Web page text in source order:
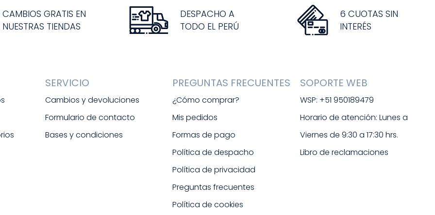
CAMBIOS GRATIS EN
NUESTRAS TIENDAS
DESPACHO A
TODO EL PERÚ
6 CUOTAS SIN
INTERÉS
SERVICIO
Cambios y devoluciones
Formulario de contacto
Bases y condiciones
PREGUNTAS FRECUENTES
¿Cómo comprar?
Mis pedidos
Formas de pago
Política de despacho
Política de privacidad
Preguntas frecuentes
Política de cookies
SOPORTE WEB
WSP: +51 950189479
Horario de atención: Lunes a
Viernes de 9:30 a 17:30 hrs.
Libro de reclamaciones